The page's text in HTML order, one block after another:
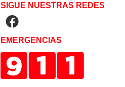
SIGUE NUESTRAS REDES
EMERGENCIAS